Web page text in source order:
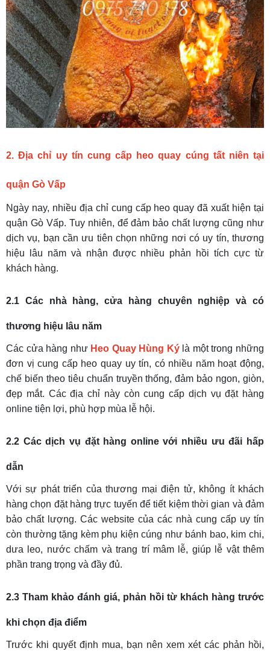
2. Địa chỉ uy tín cung cấp heo quay cúng tất niên tại
quận Gò Vấp
Ngày nay, nhiều địa chỉ cung cấp heo quay đã xuất hiện tại
quận Gò Vấp. Tuy nhiên, để đảm bảo chất lượng cũng như
dịch vụ, bạn cần ưu tiên chọn những nơi có uy tín, thương
hiệu lâu năm và nhận được nhiều phản hồi tích cực từ
khách hàng.
2.1 Các nhà hàng, cửa hàng chuyên nghiệp và có
thương hiệu lâu năm
Các cửa hàng như Heo Quay Hùng Ký là một trong những
đơn vị cung cấp heo quay uy tín, có nhiều năm hoạt động,
chế biến theo tiêu chuẩn truyền thống, đảm bảo ngon, giòn,
đẹp mắt. Các địa chỉ này còn cung cấp dịch vụ đặt hàng
online tiện lợi, phù hợp mùa lễ hội.
2.2 Các dịch vụ đặt hàng online với nhiều ưu đãi hấp
dẫn
Với sự phát triển của thương mại điện tử, không ít khách
hàng chọn đặt hàng trực tuyến để tiết kiệm thời gian và đảm
bảo chất lượng. Các website của các nhà cung cấp uy tín
còn thường tặng kèm phụ kiện cúng như bánh bao, kim chi,
dưa leo, nước chấm và trang trí mâm lễ, giúp lễ vật thêm
phần trang trọng và đầy đủ.
2.3 Tham khảo đánh giá, phản hồi từ khách hàng trước
khi chọn địa điểm
Trước khi quyết định mua, bạn nên xem xét các phản hồi,